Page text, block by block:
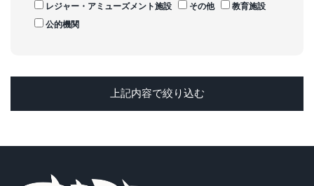
レジャー・アミューズメント施設
その他
教育施設
公的機関
上記内容で絞り込む